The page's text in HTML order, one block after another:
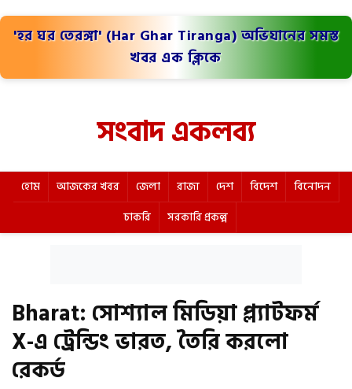
'হর ঘর তেরঙ্গা' (Har Ghar Tiranga) অভিযানের সমস্ত
খবর এক ক্লিকে
সংবাদ একলব্য
হোম আজকের খবর জেলা রাজ্য দেশ বিদেশ
বিনোদন
চাকরি
সরকারি প্রকল্প
Bharat: সোশ্যাল মিডিয়া প্ল্যাটফর্ম
X-এ ট্রেন্ডিং ভারত, তৈরি করলো
রেকর্ড